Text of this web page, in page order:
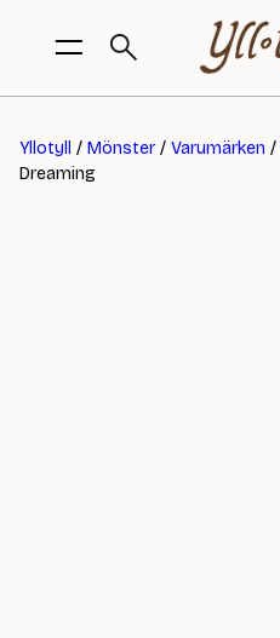
Yllotyll / Mönster/ Varumärken /
Dreaming